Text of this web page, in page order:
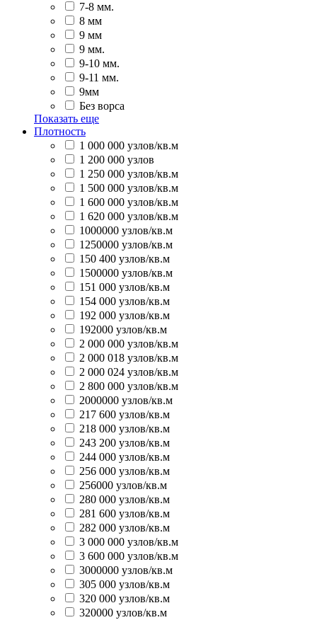
7-8 мм.
8 мм
9 мм
9 мм.
9-10 мм.
9-11 мм.
9мм
Без ворса
Показать еще
Плотность
1 000 000 узлов/кв.м
1 200 000 узлов
1 250 000 узлов/кв.м
1 500 000 узлов/кв.м
1 600 000 узлов/кв.м
1 620 000 узлов/кв.м
1000000 узлов/кв.м
1250000 узлов/кв.м
150 400 узлов/кв.м
1500000 узлов/кв.м
151 000 узлов/кв.м
154 000 узлов/кв.м
192 000 узлов/кв.м
192000 узлов/кв.м
2 000 000 узлов/кв.м
2 000 018 узлов/кв.м
2 000 024 узлов/кв.м
2 800 000 узлов/кв.м
2000000 узлов/кв.м
217 600 узлов/кв.м
218 000 узлов/кв.м
243 200 узлов/кв.м
244 000 узлов/кв.м
256 000 узлов/кв.м
256000 узлов/кв.м
280 000 узлов/кв.м
281 600 узлов/кв.м
282 000 узлов/кв.м
3 000 000 узлов/кв.м
3 600 000 узлов/кв.м
3000000 узлов/кв.м
305 000 узлов/кв.м
320 000 узлов/кв.м
320000 узлов/кв.м